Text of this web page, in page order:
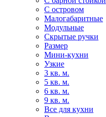
С островом
Малогабаритные
Модульные
Скрытые ручки
Размер
Мини-кухни
Узкие
3 кв. м.
5 кв. м.
6 кв. м.
9 кв. м.
Все для кухни